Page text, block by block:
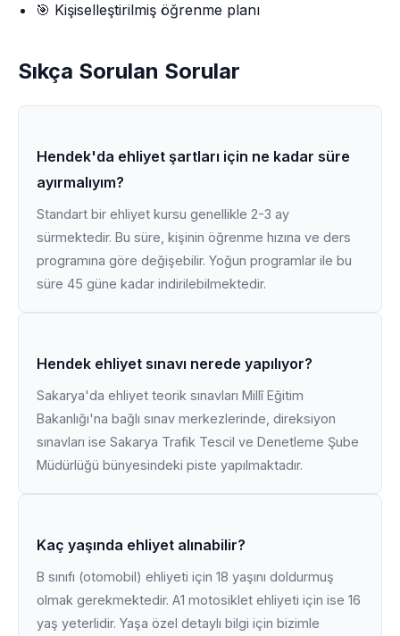
🎯 Kişiselleştirilmiş öğrenme planı
Sıkça Sorulan Sorular
Hendek'da ehliyet şartları için ne kadar süre
ayırmalıyım?
Standart bir ehliyet kursu genellikle 2-3 ay
sürmektedir. Bu süre, kişinin öğrenme hızına ve ders
programına göre değişebilir. Yoğun programlar ile bu
süre 45 güne kadar indirilebilmektedir.
Hendek ehliyet sınavı nerede yapılıyor?
Sakarya'da ehliyet teorik sınavları Millî Eğitim
Bakanlığı'na bağlı sınav merkezlerinde, direksiyon
sınavları ise Sakarya Trafik Tescil ve Denetleme Şube
Müdürlüğü bünyesindeki piste yapılmaktadır.
Kaç yaşında ehliyet alınabilir?
B sınıfı (otomobil) ehliyeti için 18 yaşını doldurmuş
olmak gerekmektedir. A1 motosiklet ehliyeti için ise 16
yaş yeterlidir. Yaşa özel detaylı bilgi için bizimle